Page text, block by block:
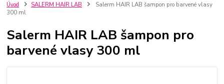
Úvod SALERM HAIR LAB
Salerm HAIR LAB šampon pro barvené vlasy
300 ml
Salerm HAIR LAB šampon pro
barvené vlasy 300 ml